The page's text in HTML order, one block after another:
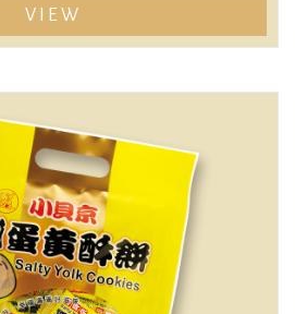
VIEW